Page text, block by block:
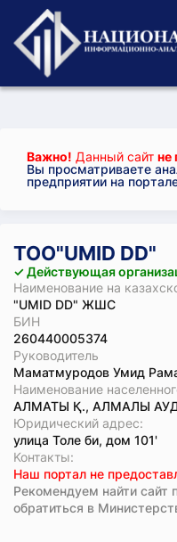
Важно! Данный сайт не
Вы просматриваете
предприятии на
ТОО"UMID DD"
✓ Действующая
Наименование на
"UMID DD" ЖШС
БИН
260440005374
Руководитель
Маматмуродов Умид
Наименование
АЛМАТЫ Қ., АЛМАЛЫ
Юридический адрес:
улица Толе би, дом 101'
Koнтaкты:
Наш портал не
Рекомендуем найти сайт
обратиться в